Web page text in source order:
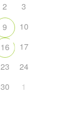
2
3
9
10
16
17
23
24
30 1